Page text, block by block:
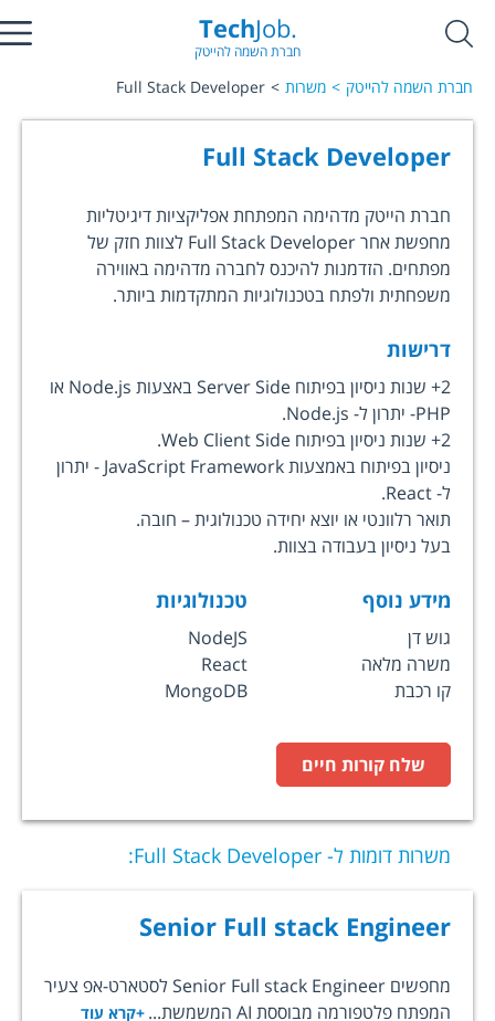
TechJob.
חברת השמה להייטק
חברת השמה להייטק משרות Full Stack Developer
Full Stack Developer
חברת הייטק מדהימה המפתחת אפליקציות דיגיטליות
מחפשת אחר Full Stack Developer לצוות חזק של
מפתחים. הזדמנות להיכנס לחברה מדהימה באווירה
משפחתית ולפתח בטכנולוגיות המתקדמות ביותר.
דרישות
2+ שנות ניסיון בפיתוח Server Side באצעות Node.js או
PHP- יתרון ל- Node.js.
2+ שנות ניסיון בפיתוח Web Client Side.
ניסיון בפיתוח באמצעות JavaScript Framework - יתרון
ל- React.
תואר רלוונטי או יוצא יחידה טכנולוגית – חובה.
בעל ניסיון בעבודה בצוות.
מידע נוסף
גוש דן
משרה מלאה
קו רכבת
טכנולוגיות
NodeJS
React
MongoDB
שלח קורות חיים
משרות דומות ל- Full Stack Developer
:
Senior Full stack Engineer
מחפשים Senior Full stack Engineer לסטארט-אפ צעיר
המפתח פלטפורמה מבוססת AI המשמשת...
+קרא עוד